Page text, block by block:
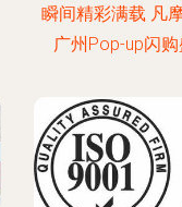
瞬间精彩满载 凡
广州Pop-up闪